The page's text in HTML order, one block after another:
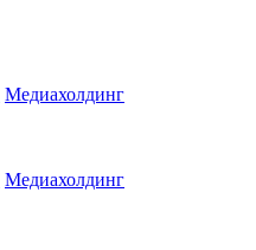
Медиахолдинг
Медиахолдинг